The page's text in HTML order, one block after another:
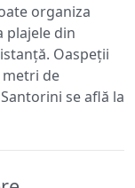
organiza
plajele din
Oaspeții
de
se află la